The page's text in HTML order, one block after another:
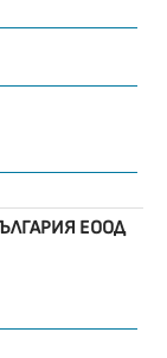
ЕООД